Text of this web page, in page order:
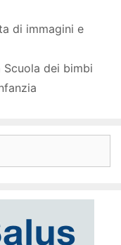
di immagini e
Scuola dei bimbi